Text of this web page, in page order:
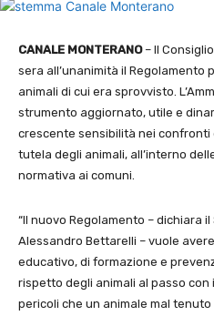
CANALE MONTERANO– Il
sera all’unanimità il Regolamento
animali di cui era sprovvisto.
strumento aggiornato, utile e
crescente sensibilità nei
tutela degli animali, all’interno
normativa ai comuni.
“Il nuovo Regolamento – dichiara
Alessandro Bettarelli – vuole
educativo, di formazione e
rispetto degli animali al passo con
pericoli che un animale mal